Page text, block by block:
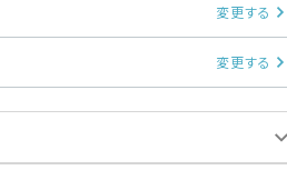
変更する
変更する